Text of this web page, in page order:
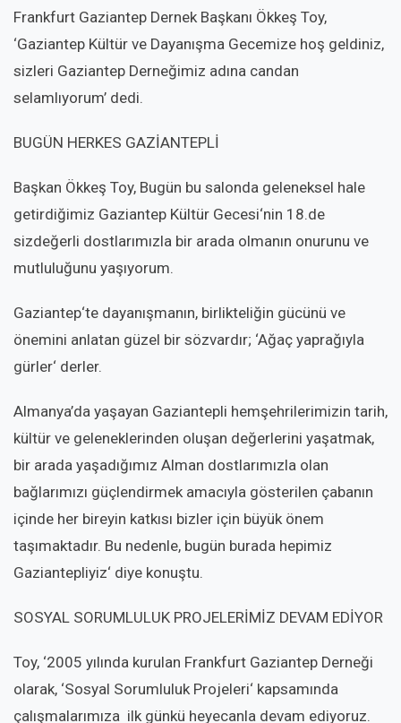
Frankfurt Gaziantep Dernek Başkanı Ökkeş Toy,
‘Gaziantep Kültür ve Dayanışma Gecemize hoş geldiniz,
sizleri Gaziantep Derneğimiz adına candan
selamlıyorum’ dedi.
BUGÜN HERKES GAZİANTEPLİ
Başkan Ökkeş Toy, Bugün bu salonda geleneksel hale
getirdiğimiz Gaziantep Kültür Gecesi‘nin 18.de
sizdeğerli dostlarımızla bir arada olmanın onurunu ve
mutluluğunu yaşıyorum.
Gaziantep‘te dayanışmanın, birlikteliğin gücünü ve
önemini anlatan güzel bir sözvardır; ‘Ağaç yaprağıyla
gürler‘ derler.
Almanya’da yaşayan Gaziantepli hemşehrilerimizin tarih,
kültür ve geleneklerinden oluşan değerlerini yaşatmak,
bir arada yaşadığımız Alman dostlarımızla olan
bağlarımızı güçlendirmek amacıyla gösterilen çabanın
içinde her bireyin katkısı bizler için büyük önem
taşımaktadır. Bu nedenle, bugün burada hepimiz
Gaziantepliyiz‘ diye konuştu.
SOSYAL SORUMLULUK PROJELERİMİZ DEVAM EDİYOR
Toy, ‘2005 yılında kurulan Frankfurt Gaziantep Derneği
olarak, ‘Sosyal Sorumluluk Projeleri‘ kapsamında
çalışmalarımıza ilk günkü heyecanla devam ediyoruz.